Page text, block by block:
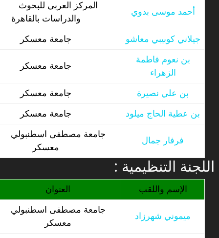
المركز العربي للبحوث
أحمد موسى بدوي
جيلاني كوبيبي معاشو
بن نعوم فاطمة
الزهراء
بن علي نصيرة
بن عطية الحاج ميلود
جامعة مصطفى اسطنبولي
فرفار جمال
: اللجنة التنظيمية
العنوان الإسم واللقب
جامعة مصطفى اسطنبولي
معسكر
ميموني شهرزاد